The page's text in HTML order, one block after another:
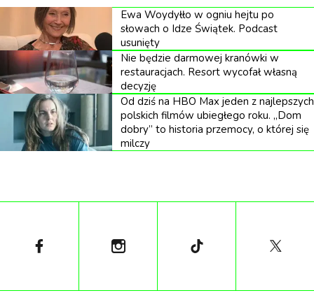
Ewa Woydyłło w ogniu hejtu po
słowach o Idze Świątek. Podcast
usunięty
Nie będzie darmowej kranówki w
restauracjach. Resort wycofał własną
decyzję
Od dziś na HBO Max jeden z najlepszych
polskich filmów ubiegłego roku. „Dom
dobry” to historia przemocy, o której się
milczy